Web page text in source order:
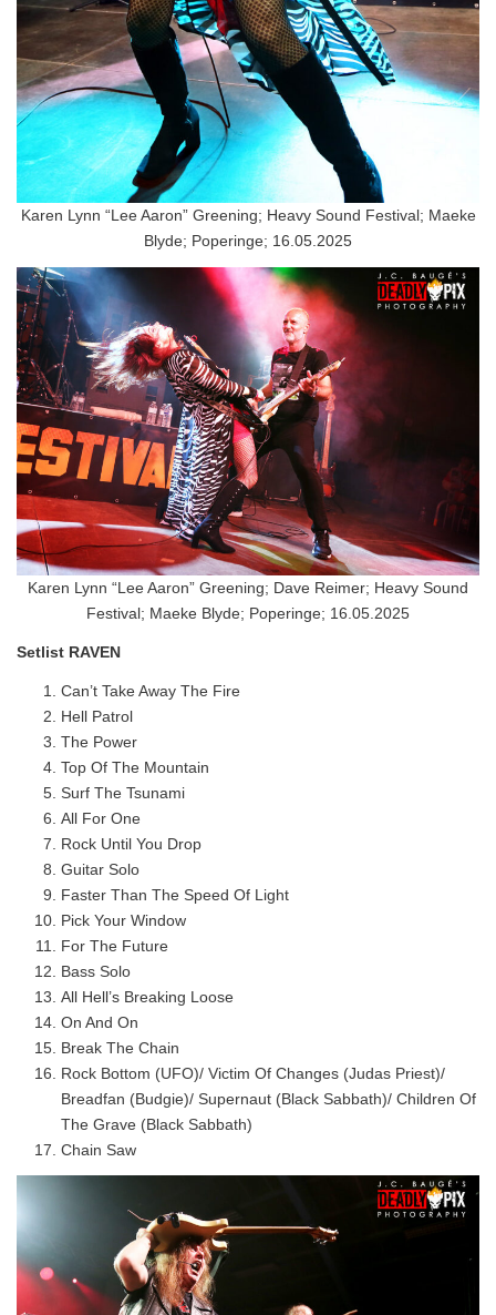
Karen Lynn “Lee Aaron” Greening; Heavy Sound Festival; Maeke
Blyde; Poperinge; 16.05.2025
Karen Lynn “Lee Aaron” Greening; Dave Reimer; Heavy Sound
Festival; Maeke Blyde; Poperinge; 16.05.2025
Setlist RAVEN
Can’t Take Away The Fire
Hell Patrol
The Power
Top Of The Mountain
Surf The Tsunami
All For One
Rock Until You Drop
Guitar Solo
Faster Than The Speed Of Light
Pick Your Window
For The Future
Bass Solo
All Hell’s Breaking Loose
On And On
Break The Chain
Rock Bottom (UFO)/ Victim Of Changes (Judas Priest)/
Breadfan (Budgie)/ Supernaut (Black Sabbath)/ Children Of
The Grave (Black Sabbath)
Chain Saw